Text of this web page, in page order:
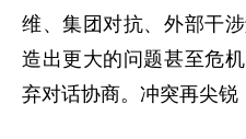
维、集团对抗、外部干
造出更大的问题甚至危
弃对话协商。冲突再尖锐